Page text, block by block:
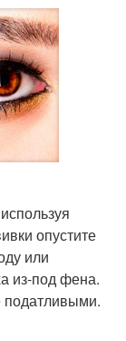
опустите
или
из-под фена.